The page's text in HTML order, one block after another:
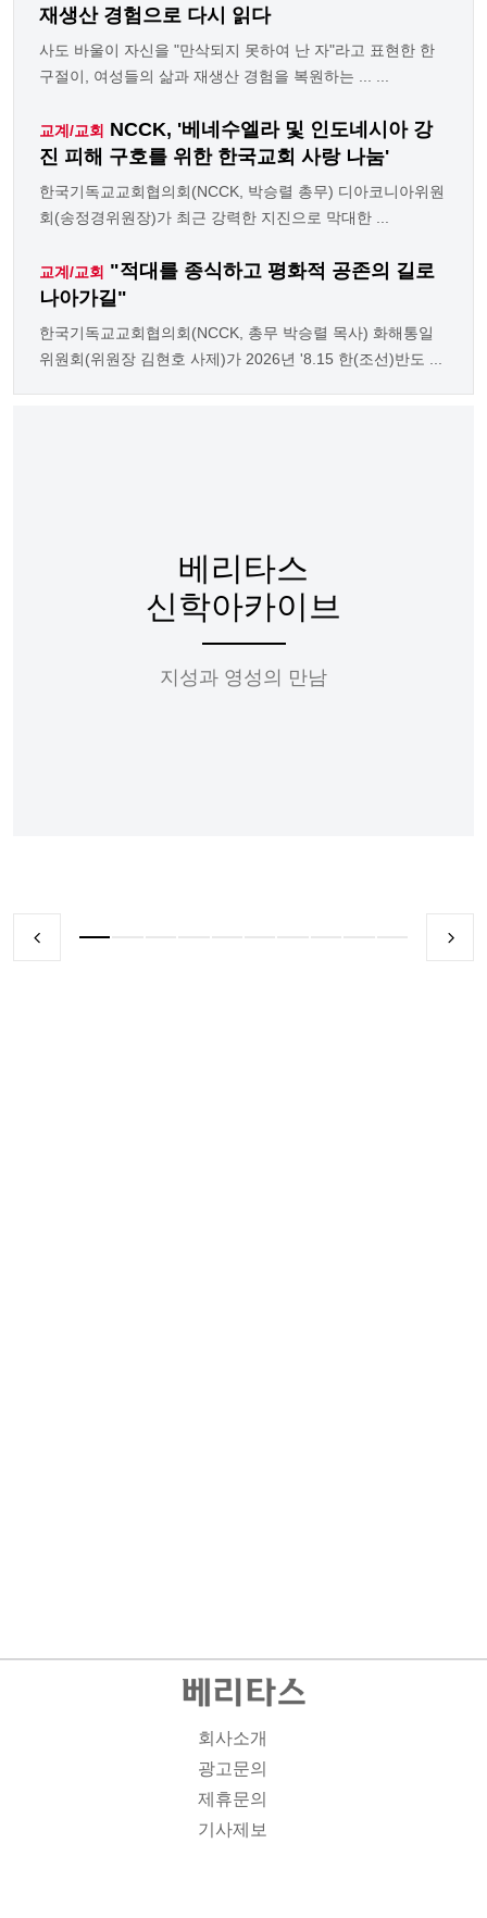
재생산 경험으로 다시 읽다
사도 바울이 자신을 "만삭되지 못하여 난 자"라고 표현한 한
구절이, 여성들의 삶과 재생산 경험을 복원하는 ... ...
교계/교회 NCCK, '베네수엘라 및 인도네시아 강
진 피해 구호를 위한 한국교회 사랑 나눔'
한국기독교교회협의회(NCCK, 박승렬 총무) 디아코니아위원
회(송정경위원장)가 최근 강력한 지진으로 막대한 ...
교계/교회 "적대를 종식하고 평화적 공존의 길로
나아가길"
한국기독교교회협의회(NCCK, 총무 박승렬 목사) 화해통일
위원회(위원장 김현호 사제)가 2026년 '8.15 한(조선)반도 ...
베리타스
신학아카이브
지성과 영성의 만남
회사소개
광고문의
제휴문의
기사제보